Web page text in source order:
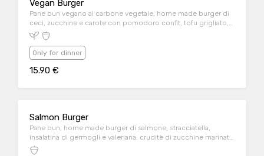
Vegan Burger
Pane bun vegano al carbone vegetale, home made burger di
ceci, zucchine e carote con pomodoro confit, tofu grigliato,
broccoletti al vapore e mayo vegana
Only for dinner
15.90 €
Salmon Burger
Pane bun, home made burger di salmone, stracciatella,
insalatina di germogli e valeriana, cruditè di zucchine marinate
e salsa guacamole